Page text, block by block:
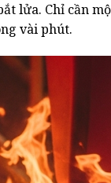
lửa. Chỉ cần
vài phút.